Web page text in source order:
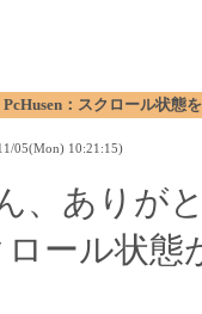
：スクロール状態
05(Mon) 10:21:15)
、ありが
ール状態